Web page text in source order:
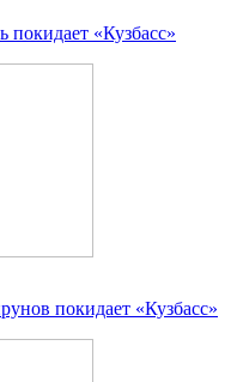
покидает «Кузбасс»
покидает «Кузбасс»